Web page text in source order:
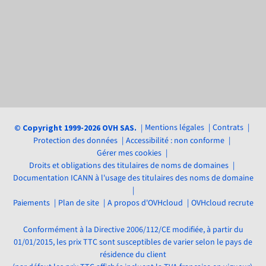
© Copyright 1999-2026 OVH SAS. Mentions légales
Contrats
Protection des données
Accessibilité : non conforme
Gérer mes cookies
Droits et obligations des titulaires de noms de domaines
Documentation ICANN à l'usage des titulaires des noms de domaine
Paiements Plan de site A propos d'OVHcloud OVHcloud recrute
Conformément à la Directive 2006/112/CE modifiée, à partir du
01/01/2015, les prix TTC sont susceptibles de varier selon le pays de
résidence du client